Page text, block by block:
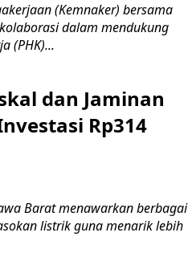
(Kemnaker) bersama
dalam mendukung
(PHK)...
dan Jaminan
Rp314
Barat menawarkan berbagai
listrik guna menarik lebih